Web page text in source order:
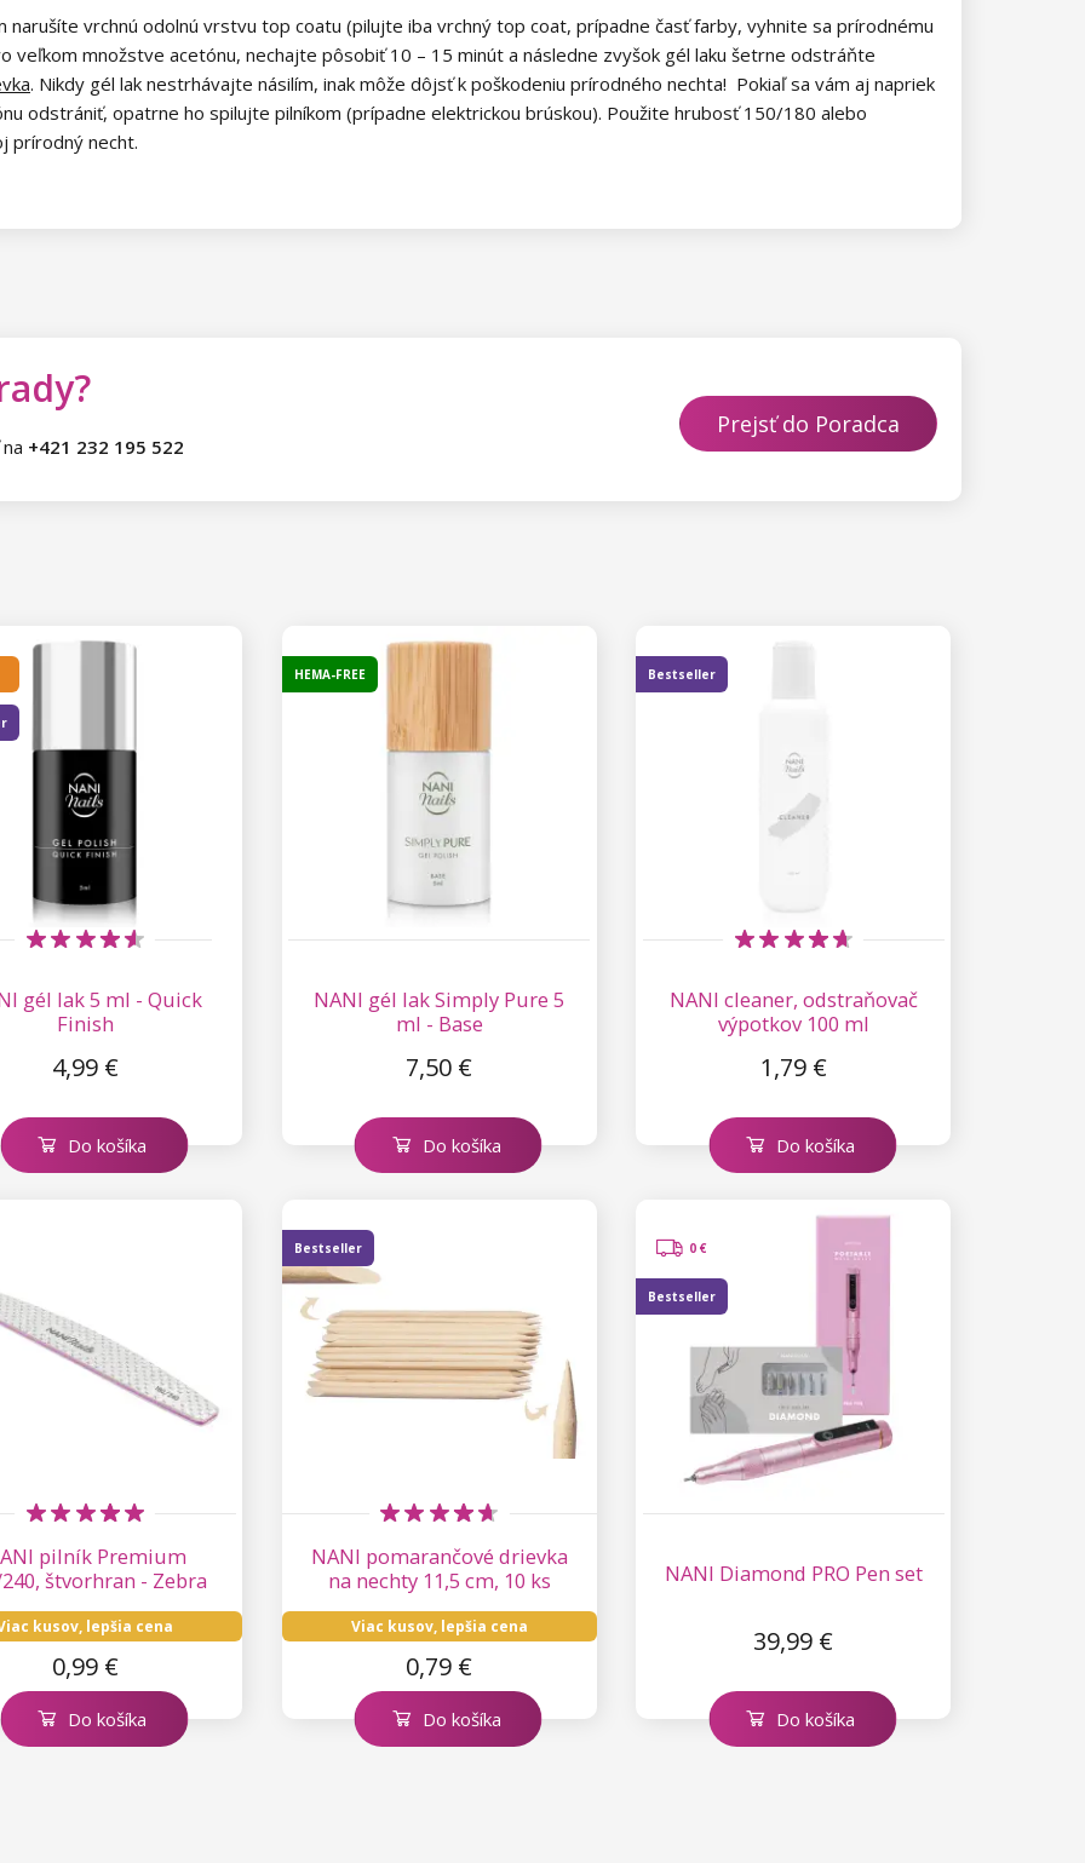
vrchnú odolnú vrstvu top coatu (pilujte iba vrchný top coat, prípadne časť farby, vyhnite sa prírodnému
veľkom množstve acetónu, nechajte pôsobiť 10 – 15 minút a následne zvyšok gél laku šetrne odstráňte
. Nikdy gél lak nestrhávajte násilím, inak môže dôjsť k poškodeniu prírodného nechta! Pokiaľ sa vám aj napriek
odstrániť, opatrne ho spilujte pilníkom (prípadne elektrickou brúskou). Použite hrubosť 150/180 alebo
prírodný necht.
+421 232 195 522
Prejsť do Poradca
gél lak 5 ml - Quick
Finish
4,99 €
Do košíka
NANI gél lak Simply Pure 5
ml - Base
7,50 €
HEMA-FREE
Do košíka
NANI cleaner, odstraňovač
výpotkov 100 ml
1,79 €
Bestseller
Do košíka
pilník Premium
štvorhran - Zebra
kusov, lepšia cena
0,99 €
Do košíka
NANI pomarančové drievka
na nechty 11,5 cm, 10 ks
Viac kusov, lepšia cena
0,79 €
Bestseller
Do košíka
NANI Diamond PRO Pen set
39,99 €
0 €
Bestseller
Do košíka